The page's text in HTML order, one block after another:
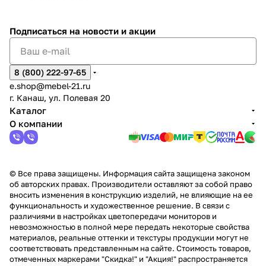
Подписаться на новости и акции
8 (800) 222-97-65
e.shop@mebel-21.ru
г. Канаш, ул. Полевая 20
Каталог
О компании
© Все права защищены. Информация сайта защищена законом
об авторских правах. Производители оставляют за собой право
вносить изменения в конструкцию изделий, не влияющие на ее
функциональность и художественное решение. В связи с
различиями в настройках цветопередачи мониторов и
невозможностью в полной мере передать некоторые свойства
материалов, реальные оттенки и текстуры продукции могут не
соответствовать представленным на сайте. Стоимость товаров,
отмеченных маркерами "Скидка!" и "Акция!" распространяется